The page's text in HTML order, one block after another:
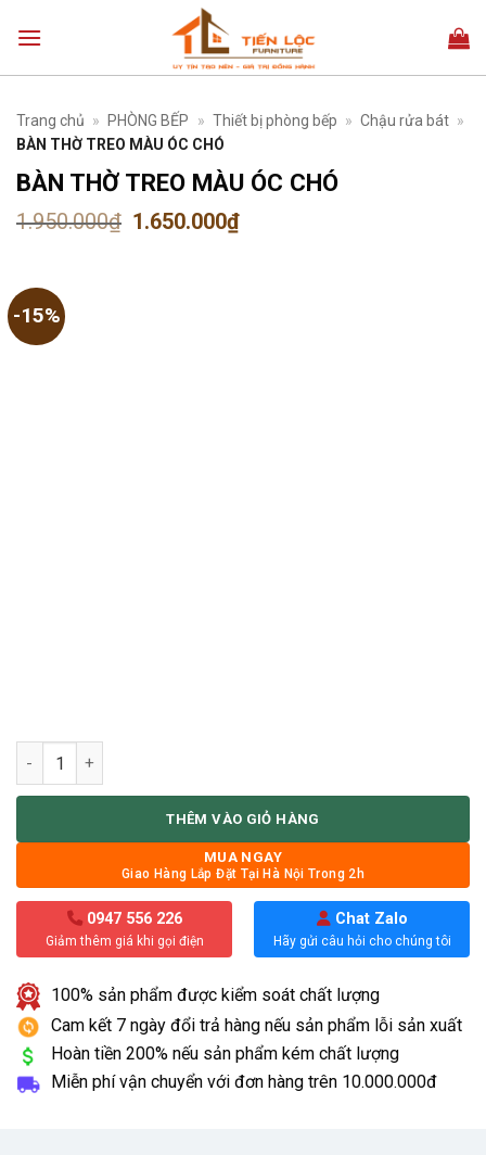
qua
Trang chủ » PHÒNG BẾP » Thiết bị phòng bếp » Chậu rửa bát »
BÀN THỜ TREO MÀU ÓC CHÓ
BÀN THỜ TREO MÀU ÓC CHÓ
1.950.000₫ Giá
gốc
1.650.000₫Giá
-15%
BÀN THỜ TREO MÀU ÓC CHÓ số lượng
THÊM VÀO GIỎ HÀNG
MUA NGAY
Giao Hàng Lắp Đặt Tại Hà Nội Trong 2h
0947 556 226
Giảm thêm giá khi gọi điện
Chat Zalo
Hãy gửi câu hỏi cho chúng tôi
100% sản phẩm được kiểm soát chất lượng
Cam kết 7 ngày đổi trả hàng nếu sản phẩm lỗi sản xuất
Hoàn tiền 200% nếu sản phẩm kém chất lượng
Miễn phí vận chuyển với đơn hàng trên 10.000.000đ